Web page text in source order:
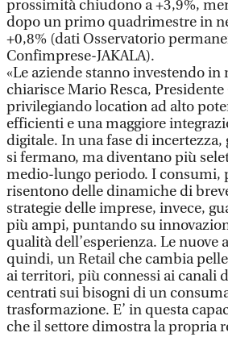
prossimità chiudono a +3,9%,
dopo un primo quadrimestre in
+0,8% (dati Osservatorio
Confimprese-JAKALA).
«Le aziende stanno investendo in
chiarisce Mario Resca,
privilegiando location ad alto
efficienti e una maggiore
digitale. In una fase di
si fermano, ma diventano più
medio-lungo periodo. I consumi,
risentono delle dinamiche di
strategie delle imprese, invece,
più ampi, puntando su
qualità dell’esperienza. Le nuove
quindi, un Retail che cambia
ai territori, più connessi ai canali
centrati sui bisogni di un
trasformazione. E’ in questa
che il settore dimostra la propria